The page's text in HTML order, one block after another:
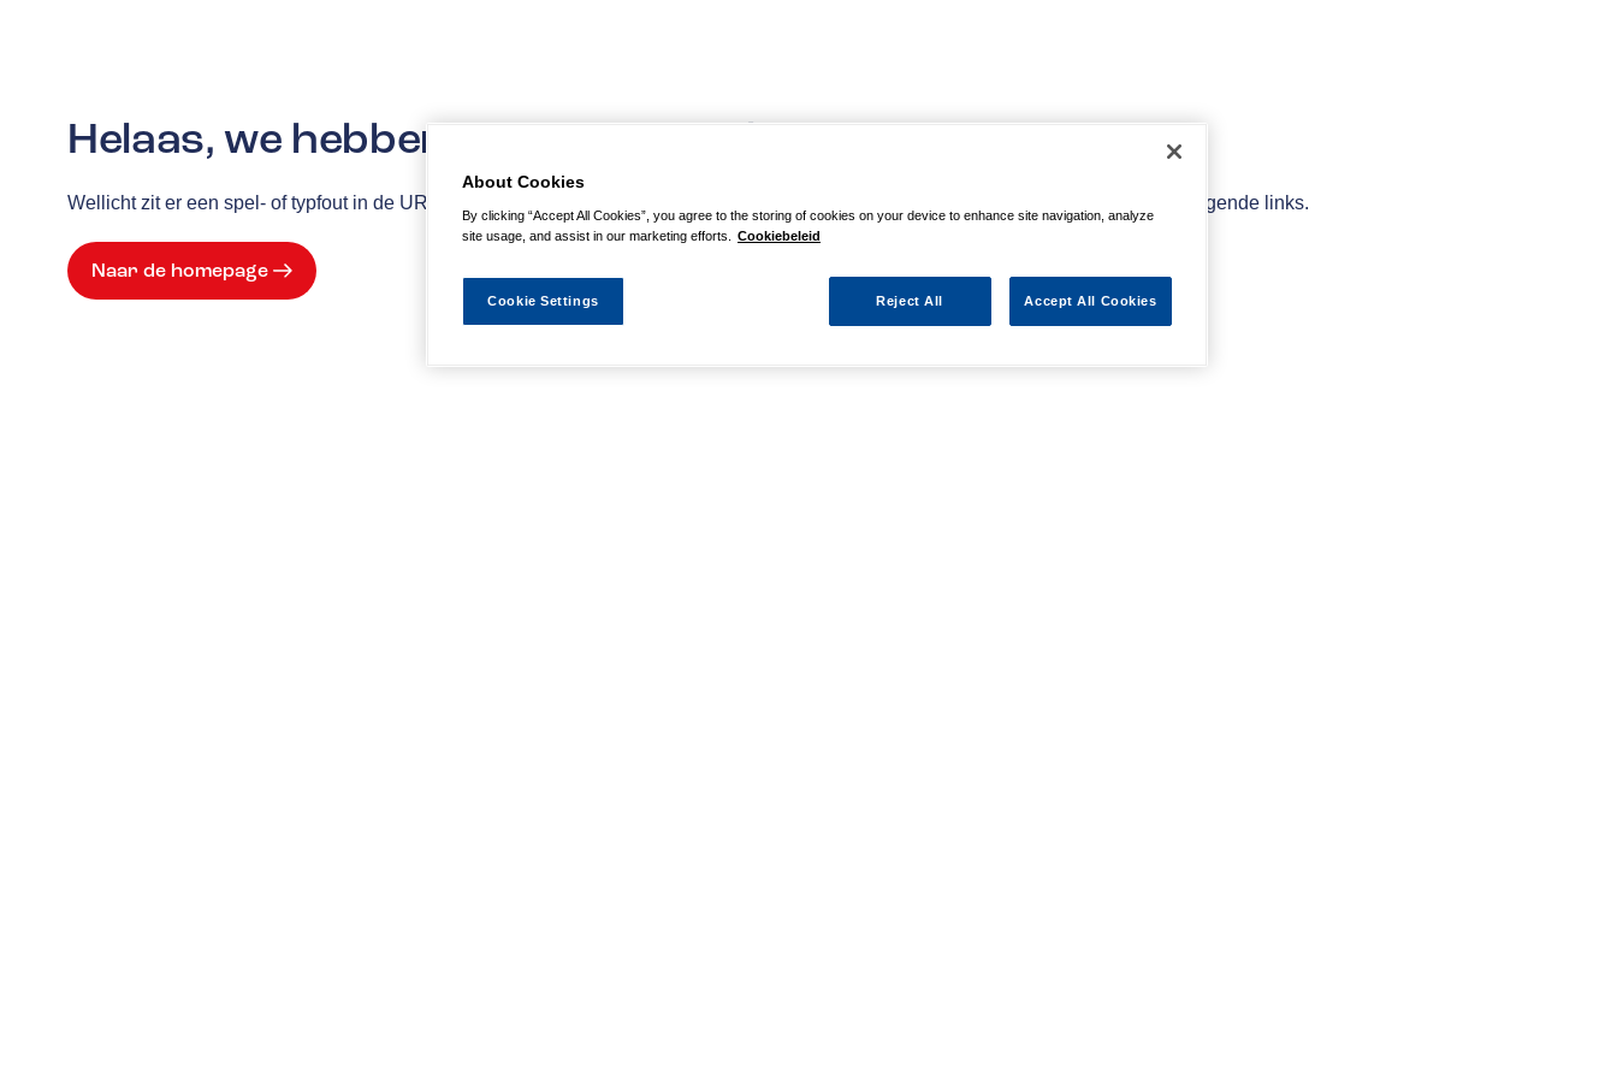
Helaas, we hebben de pagina niet kunnen vinden
Wellicht zit er een spel- of typfout in de URL of is de actie waarnaar u zocht al verlopen. We hopen u weer op weg te helpen met de volgende links.
Naar de homepage
About Cookies
By clicking “Accept All Cookies”, you agree to the storing of cookies on your device to enhance site navigation, analyze
site usage, and assist in our marketing efforts.
Cookiebeleid
Reject All Accept All Cookies
Cookie Settings